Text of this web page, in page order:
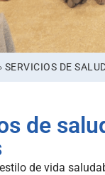
SERVICIOS DE
de
de vida